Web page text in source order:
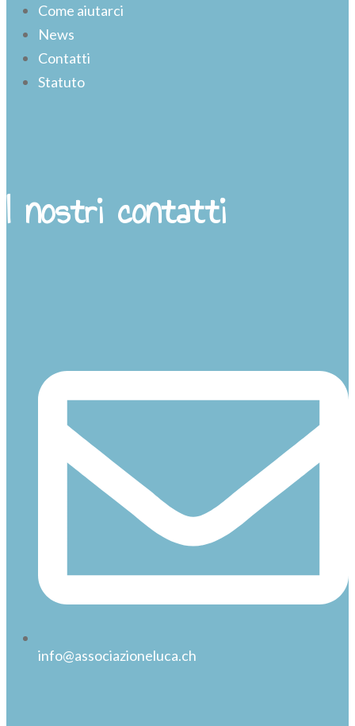
Come aiutarci
News
Contatti
Statuto
I nostri contatti
info@associazioneluca.ch